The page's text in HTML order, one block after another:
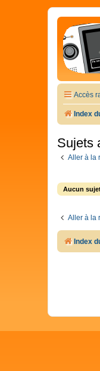
Accès
Index
Sujets
Aller à la
Aucun
Aller à la
Index